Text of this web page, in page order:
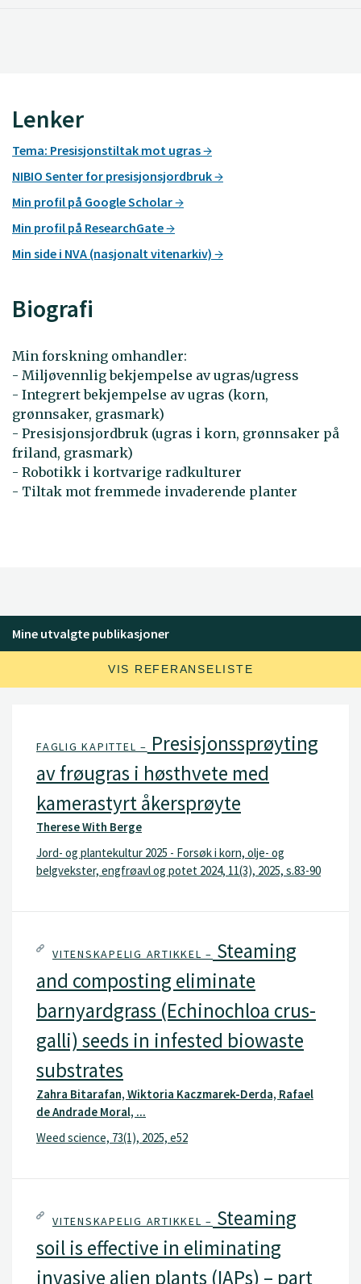
Lenker
Tema: Presisjonstiltak mot ugras
NIBIO Senter for presisjonsjordbruk
Min profil på Google Scholar
Min profil på ResearchGate
Min side i NVA (nasjonalt vitenarkiv)
Biografi
Min forskning omhandler:
- Miljøvennlig bekjempelse av ugras/ugress
- Integrert bekjempelse av ugras (korn,
grønnsaker, grasmark)
- Presisjonsjordbruk (ugras i korn, grønnsaker på
friland, grasmark)
- Robotikk i kortvarige radkulturer
- Tiltak mot fremmede invaderende planter
Mine utvalgte publikasjoner
VIS REFERANSELISTE
FAGLIG KAPITTEL – Presisjonssprøyting
av frøugras i høsthvete med
kamerastyrt åkersprøyte
Therese With Berge
Jord- og plantekultur 2025 - Forsøk i korn, olje- og
belgvekster, engfrøavl og potet 2024, 11(3), 2025, s.83-90
VITENSKAPELIG ARTIKKEL – Steaming
and composting eliminate
barnyardgrass (Echinochloa crus-
galli) seeds in infested biowaste
substrates
Zahra Bitarafan, Wiktoria Kaczmarek-Derda, Rafael
de Andrade Moral, ...
Weed science, 73(1), 2025, e52
VITENSKAPELIG ARTIKKEL – Steaming
soil is effective in eliminating
invasive alien plants (IAPs) – part